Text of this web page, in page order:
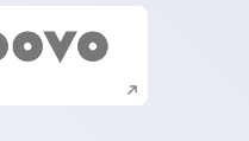
新規ウィンドウで開く